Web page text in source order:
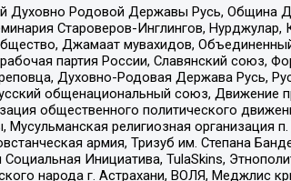
Духовно Родовой Державы Русь, Община
Староверов-Инглингов,
Джамаат мувахидов,
партия России, Славянский союз,
Духовно-Родовая Держава Русь,
общенациональный союз, Движение
общественного политического
религиозная организация
армия, Тризуб им. Степана
Инициатива, TulaSkins,
народа г. Астрахани, ВОЛЯ, Меджлис